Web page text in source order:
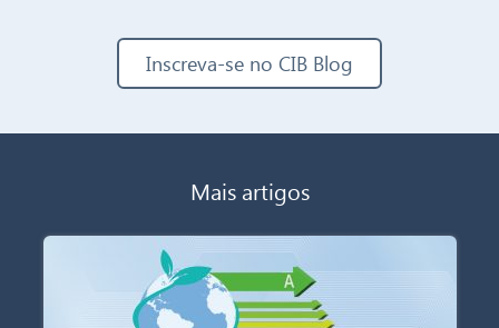
Inscreva-se no CIB Blog
Mais artigos